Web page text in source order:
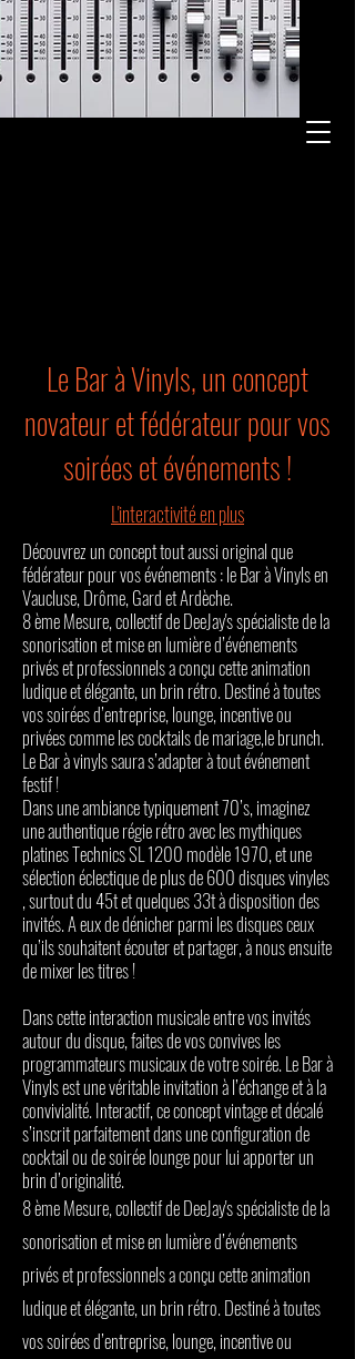
Le Bar à Vinyls, un concept
novateur et fédérateur pour vos
soirées et événements !
L'interactivité en plus
Découvrez un concept tout aussi original que
fédérateur pour vos événements : le Bar à Vinyls en
Vaucluse, Drôme, Gard et Ardèche.
8 ème Mesure, collectif de DeeJay's spécialiste de la
sonorisation et mise en lumière d’événements
privés et professionnels a conçu cette animation
ludique et élégante, un brin rétro. Destiné à toutes
vos soirées d’entreprise, lounge, incentive ou
privées comme les cocktails de mariage,le brunch.
Le Bar à vinyls saura s’adapter à tout événement
festif !
Dans une ambiance typiquement 70’s, imaginez
une authentique régie rétro avec les mythiques
platines Technics SL 1200 modèle 1970, et une
sélection éclectique de plus de 600 disques vinyles
, surtout du 45t et quelques 33t à disposition des
invités. A eux de dénicher parmi les disques ceux
qu’ils souhaitent écouter et partager, à nous ensuite
de mixer les titres !
Dans cette interaction musicale entre vos invités
autour du disque, faites de vos convives les
programmateurs musicaux de votre soirée. Le Bar à
Vinyls est une véritable invitation à l’échange et à la
convivialité. Interactif, ce concept vintage et décalé
s’inscrit parfaitement dans une configuration de
cocktail ou de soirée lounge pour lui apporter un
brin d’originalité.
8 ème Mesure, collectif de DeeJay's spécialiste de la
sonorisation et mise en lumière d’événements
privés et professionnels a conçu cette animation
ludique et élégante, un brin rétro. Destiné à toutes
vos soirées d’entreprise, lounge, incentive ou